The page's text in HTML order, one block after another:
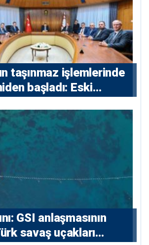
taşınmaz işlemlerinde
başladı: Eski
ay
⁠GSI anlaşmasının
savaş uçakları